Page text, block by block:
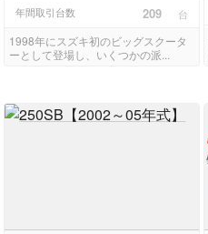
年間取引台数 209 台
1998年にスズキ初のビッグスクータ
ーとして登場し、いくつかの派...